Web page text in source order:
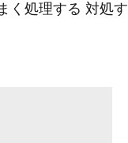
く処理する 対処す